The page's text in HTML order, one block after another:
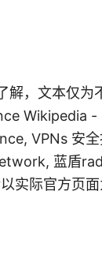
解，文本仅
Wikipedia -
VPNs 安全
蓝盾
实际官方页面